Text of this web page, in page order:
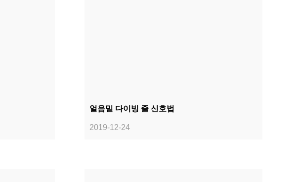
얼음밑 다이빙 줄 신호법
2019-12-24